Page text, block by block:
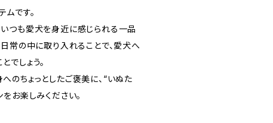
ムです。
つも愛犬を身近に感じられる一品
日常の中に取り入れることで、愛犬へ
でしょう。
のちょっとしたご褒美に、“いぬた
お楽しみください。